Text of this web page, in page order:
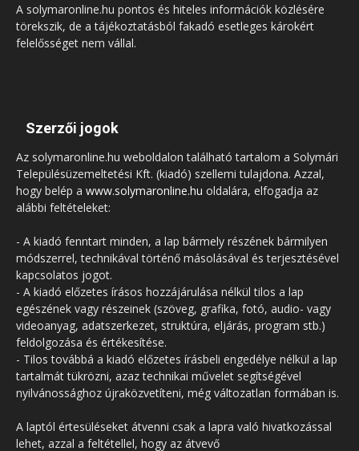
A solymaronline.hu pontos és hiteles információk közlésére
törekszik, de a tájékoztatásból fakadó esetleges károkért
felelősséget nem vállal.
Szerzői jogok
Az solymaronline.hu weboldalon található tartalom a Solymári
Településüzemeltetési Kft. (kiadó) szellemi tulajdona. Azzal,
hogy belép a www.solymaronline.hu oldalára, elfogadja az
alábbi feltételeket:
- A kiadó fenntart minden, a lap bármely részének bármilyen
módszerrel, technikával történő másolásával és terjesztésével
kapcsolatos jogot.
- A kiadó előzetes írásos hozzájárulása nélkül tilos a lap
egészének vagy részeinek (szöveg, grafika, fotó, audio- vagy
videoanyag, adatszerkezet, struktúra, eljárás, program stb.)
feldolgozása és értékesítése.
- Tilos továbbá a kiadó előzetes írásbeli engedélye nélkül a lap
tartalmát tükrözni, azaz technikai művelet segítségével
nyilvánossághoz újraközvetíteni, még változatlan formában is.
A laptól értesüléseket átvenni csak a lapra való hivatkozással
lehet, azzal a feltétellel, hogy az átvevő